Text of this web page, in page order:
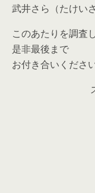
武井さら（たけい
このあたりを調査
是非最後まで
お付き合いくださ